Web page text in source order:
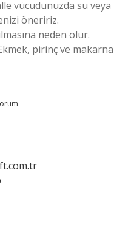
vücudunuzda su veya
öneririz.
neden olur.
pirinç ve makarna